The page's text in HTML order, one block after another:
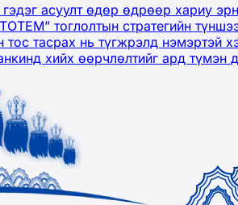
асуулт өдөр өдрөөр хариу
тоглолтын стратегийн
тос тасрах нь түгжрэлд нэмэртэй
хийх өөрчлөлтийг ард түмэн